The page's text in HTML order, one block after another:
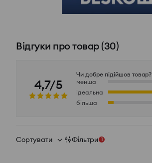
Відгуки про товар(30)
4,7/5
Чи добре підійшов товар?
менша
ідеальна
більша
Сортувати Фільтри 1